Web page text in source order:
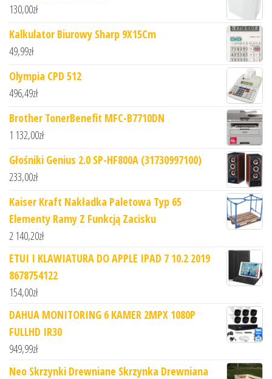
130,00zł
Kalkulator Biurowy Sharp 9X15Cm
49,99zł
Olympia CPD 512
496,49zł
Brother TonerBenefit MFC-B7710DN
1 132,00zł
Głośniki Genius 2.0 SP-HF800A (31730997100)
233,00zł
Kaiser Kraft Nakładka Paletowa Typ 65
Elementy Ramy Z Funkcją Zacisku
2 140,20zł
ETUI I KLAWIATURA DO APPLE IPAD 7 10.2 2019
8678754122
154,00zł
DAHUA MONITORING 6 KAMER 2MPX 1080P
FULLHD IR30
949,99zł
Neo Skrzynki Drewniane Skrzynka Drewniana